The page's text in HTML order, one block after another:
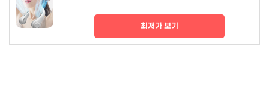
최저가 보기